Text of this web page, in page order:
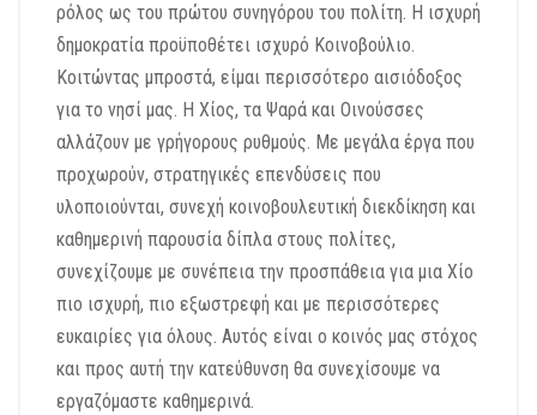
ρόλος ως του πρώτου συνηγόρου του πολίτη. Η ισχυρή
δημοκρατία προϋποθέτει ισχυρό Κοινοβούλιο.
Κοιτώντας μπροστά, είμαι περισσότερο αισιόδοξος
για το νησί μας. Η Χίος, τα Ψαρά και Οινούσσες
αλλάζουν με γρήγορους ρυθμούς. Με μεγάλα έργα που
προχωρούν, στρατηγικές επενδύσεις που
υλοποιούνται, συνεχή κοινοβουλευτική διεκδίκηση και
καθημερινή παρουσία δίπλα στους πολίτες,
συνεχίζουμε με συνέπεια την προσπάθεια για μια Χίο
πιο ισχυρή, πιο εξωστρεφή και με περισσότερες
ευκαιρίες για όλους. Αυτός είναι ο κοινός μας στόχος
και προς αυτή την κατεύθυνση θα συνεχίσουμε να
εργαζόμαστε καθημερινά.